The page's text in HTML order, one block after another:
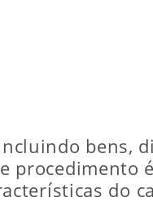
bens,
procedimento
do